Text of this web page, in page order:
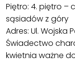
Piętro: 4. piętro –
sąsiadów z góry
Adres: Ul. Wojska
Świadectwo
kwietnia ważne